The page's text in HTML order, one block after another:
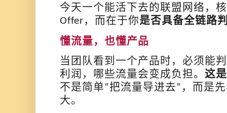
今天一个能活下去的联盟网络，
Offer，而在于你是否具备全链路
懂流量，也懂产品
当团队看到一个产品时，必须能
利润，哪些流量会变成负担。 这
不是简单“把流量导进去” ，而是
大。